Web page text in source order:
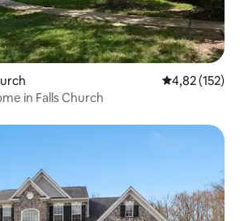
Gemiddelde
4,82 (152)
in Falls Church